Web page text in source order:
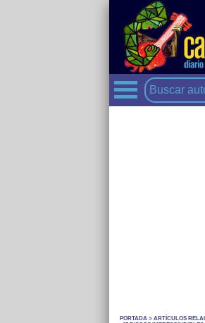
PORTADA > ARTÍCULOS